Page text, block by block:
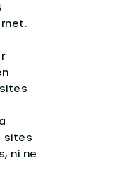
sites
ni ne